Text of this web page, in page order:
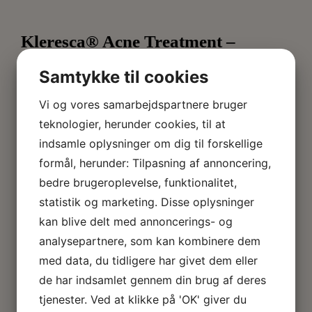
Kleresca® Acne Treatment –
Du bør kunne se synlige forbedringer af din hud
efterhånden som de dybere lag reagerer. Huden
kommer i balance og genoprettes i løbet af
behandlingen (normalt mellem uge 4 og 6).
Når behandlingen er afsluttet, fortsætter huden med
at arbejde og du kan forvente at opleve yderligere
forbedringer.
Der kræves 12 behandlinger i 6 uger (2 behandlinger
hver uge)
Kleresca® Acne Treatment er egnet til patienter med
moderat til svær akne, i særdeleshed patienter med
betændte læsioner. Behandlingen kan udføres i
ansigtet, samt på ryggen og brystet. Bestil tid til en
Samtykke til cookies
Vi og vores samarbejdspartnere bruger
teknologier, herunder cookies, til at
indsamle oplysninger om dig til forskellige
formål, herunder: Tilpasning af annoncering,
bedre brugeroplevelse, funktionalitet,
statistik og marketing. Disse oplysninger
kan blive delt med annoncerings- og
analysepartnere, som kan kombinere dem
med data, du tidligere har givet dem eller
de har indsamlet gennem din brug af deres
tjenester. Ved at klikke på 'OK' giver du